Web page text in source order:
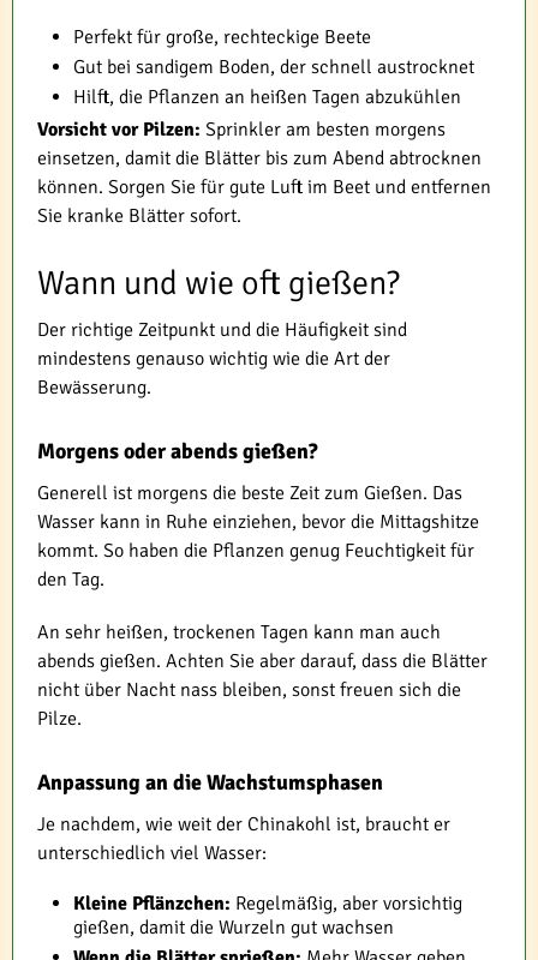
Perfekt für große, rechteckige Beete
Gut bei sandigem Boden, der schnell austrocknet
Hilft, die Pflanzen an heißen Tagen abzukühlen
Vorsicht vor Pilzen: Sprinkler am besten morgens
einsetzen, damit die Blätter bis zum Abend abtrocknen
können. Sorgen Sie für gute Luft im Beet und entfernen
Sie kranke Blätter sofort.
Wann und wie oft gießen?
Der richtige Zeitpunkt und die Häufigkeit sind
mindestens genauso wichtig wie die Art der
Bewässerung.
Morgens oder abends gießen?
Generell ist morgens die beste Zeit zum Gießen. Das
Wasser kann in Ruhe einziehen, bevor die Mittagshitze
kommt. So haben die Pflanzen genug Feuchtigkeit für
den Tag.
An sehr heißen, trockenen Tagen kann man auch
abends gießen. Achten Sie aber darauf, dass die Blätter
nicht über Nacht nass bleiben, sonst freuen sich die
Pilze.
Anpassung an die Wachstumsphasen
Je nachdem, wie weit der Chinakohl ist, braucht er
unterschiedlich viel Wasser:
Kleine Pflänzchen: Regelmäßig, aber vorsichtig
gießen, damit die Wurzeln gut wachsen